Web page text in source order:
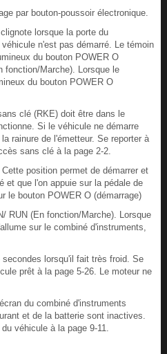
par bouton-poussoir électronique.
lorsque la porte du
n'est pas démarré. Le témoin
du bouton POWER O
fonction/Marche). Lorsque le
du bouton POWER O
clé (RKE) doit être dans le
Si le véhicule ne démarre
rainure de l'émetteur. Se reporter à
sans clé à la page 2‑2.
Cette position permet de démarrer et
et que l'on appuie sur la pédale de
le bouton POWER O (démarrage)
RUN (En fonction/Marche). Lorsque
sur le combiné d'instruments,
lorsqu'il fait très froid. Se
prêt à la page 5‑26. Le moteur ne
du combiné d'instruments
et de la batterie sont inactives.
véhicule à la page 9‑11.